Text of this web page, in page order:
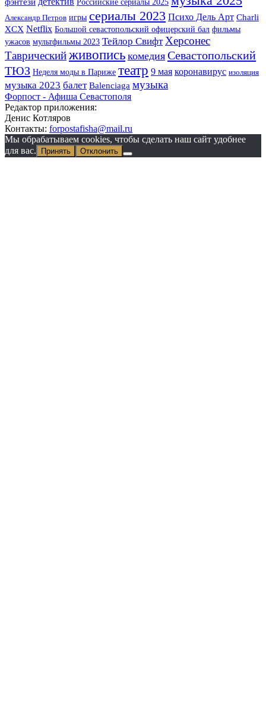
Александр Петров игры сериалы 2023 Психо Дель Арт Charli
XCX Netflix Большой севастопольский офицерский бал фильмы
ужасов мультфильмы 2023 Тейлор Свифт Херсонес
Таврическийживопись комедия Севастопольский
ТЮЗ Неделя моды в Париже театр 9 мая коронавирус изоляция
музыка 2023 балет Balenciaga музыка
Форпост - Афиша Севастополя
Редактор приложения:
Денис Котляров
Контакты: forpostafisha@mail.ru
Мы обрабатываем cookies, чтобы сделать наш сайт удобнее
для вас.
Принять Отклонить